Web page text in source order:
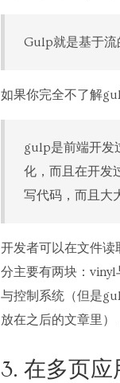
Gulp就是基于流
如果你完全不了解
gulp是前端开发
化，而且在开发
写代码，而且大
开发者可以在文件
分主要有两块：
与控制系统（但是
放在之后的文章里）
3. 在多页